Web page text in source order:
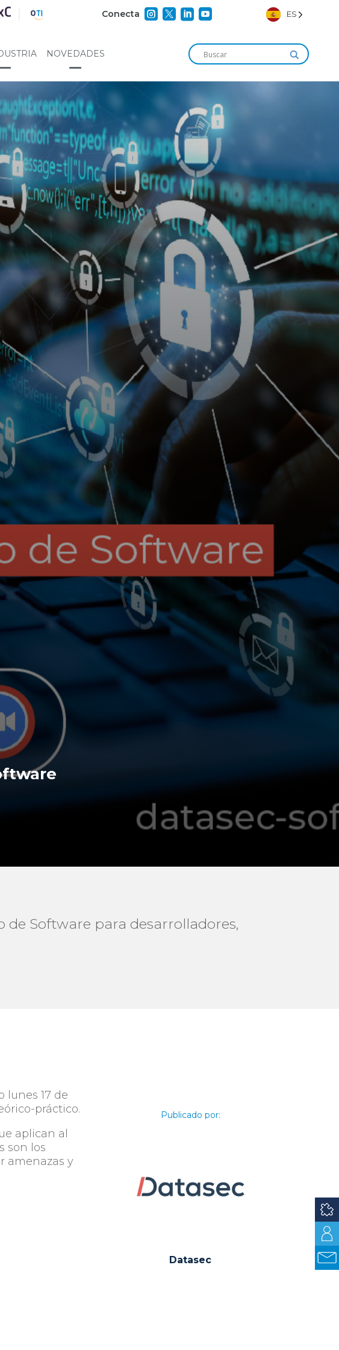
Conecta     ES
NOVEDADES
de Software para desarrolladores,
lunes 17 de
práctico.
aplican al
son los
amenazas y
Publicado por:
Datasec